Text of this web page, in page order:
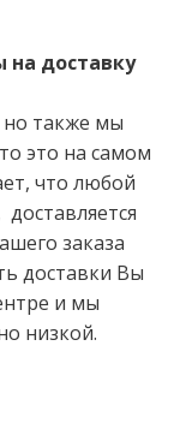
доставку
но также мы
это на самом
что любой
заказа
доставки Вы
и мы
низкой.